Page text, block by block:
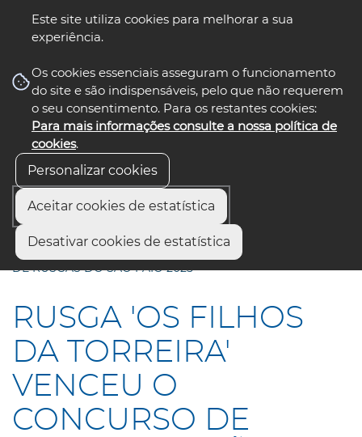
Este site utiliza cookies para melhorar a sua
experiência.
Os cookies essenciais asseguram o funcionamento
do site e são indispensáveis, pelo que não requerem
o seu consentimento. Para os restantes cookies:
Para mais informações consulte a nossa política de
cookies.
Personalizar cookies
Aceitar cookies de estatística
Desativar cookies de estatística
nos select language
Início
RUSGA "OS FILHOS DA TORREIRA" VENCEU O CONCURSO
DE RUSGAS DO SÃO PAIO 2025
RUSGA 'OS FILHOS
DA TORREIRA'
VENCEU O
CONCURSO DE